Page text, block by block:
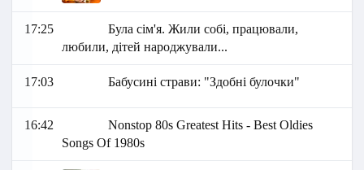
17:25
Була сім'я. Жили собі, працювали,
любили, дітей народжували...
17:03 Бабусині страви: "Здобні булочки"
16:42
Nonstop 80s Greatest Hits - Best Oldies
Songs Of 1980s